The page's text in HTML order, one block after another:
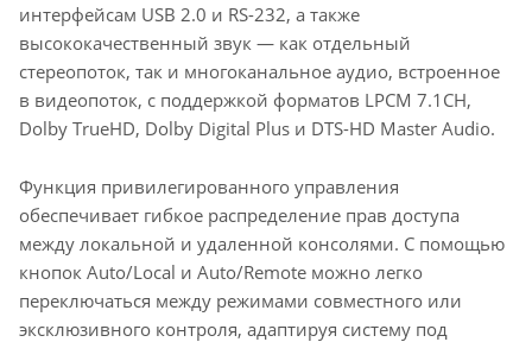
интерфейсам USB 2.0 и RS-232, а также
высококачественный звук — как отдельный
стереопоток, так и многоканальное аудио, встроенное
в видеопоток, с поддержкой форматов LPCM 7.1CH,
Dolby TrueHD, Dolby Digital Plus и DTS-HD Master Audio.
Функция привилегированного управления
обеспечивает гибкое распределение прав доступа
между локальной и удаленной консолями. С помощью
кнопок Auto/Local и Auto/Remote можно легко
переключаться между режимами совместного или
эксклюзивного контроля, адаптируя систему под